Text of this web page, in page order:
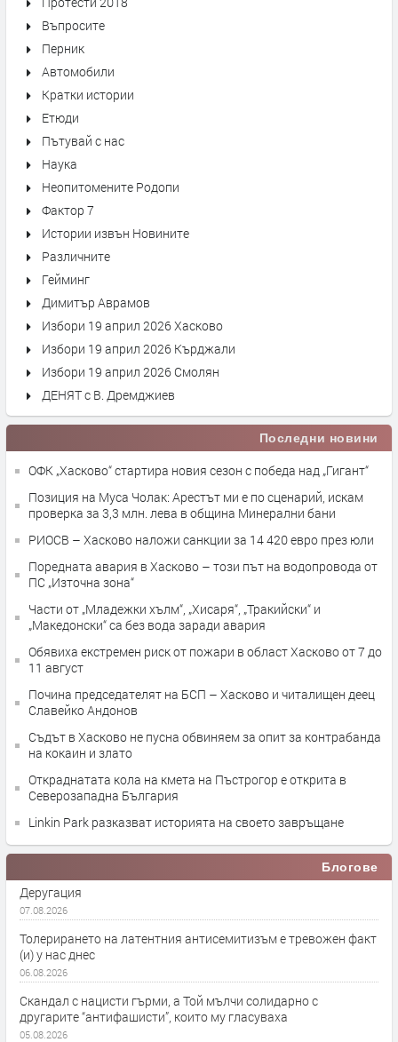
Въпросите
Перник
Автомобили
Кратки истории
Етюди
Пътувай с нас
Наука
Неопитомените Родопи
Фактор 7
Истории извън Новините
Различните
Гейминг
Димитър Аврамов
Избори 19 април 2026 Хасково
Избори 19 април 2026 Кърджали
Избори 19 април 2026 Смолян
ДЕНЯТ с В. Дремджиев
Последни новини
ОФК „Хасково“ стартира новия сезон с победа над „Гигант“
Позиция на Муса Чолак: Арестът ми е по сценарий, искам
проверка за 3,3 млн. лева в община Минерални бани
РИОСВ – Хасково наложи санкции за 14 420 евро през юли
Поредната авария в Хасково – този път на водопровода от
ПС „Източна зона“
Части от „Младежки хълм“, „Хисаря“, „Тракийски“ и
„Македонски“ са без вода заради авария
Обявиха екстремен риск от пожари в област Хасково от 7 до
11 август
Почина председателят на БСП – Хасково и читалищен деец
Славейко Андонов
Съдът в Хасково не пусна обвиняем за опит за контрабанда
на кокаин и злато
Откраднатата кола на кмета на Пъстрогор е открита в
Северозападна България
Linkin Park разказват историята на своето завръщане
Блогове
Деругация
07.08.2026
Толерирането на латентния антисемитизъм е тревожен факт
(и) у нас днес
06.08.2026
Скандал с нацисти гърми, а Той мълчи солидарно с
другарите “антифашисти”, които му гласуваха
05.08.2026